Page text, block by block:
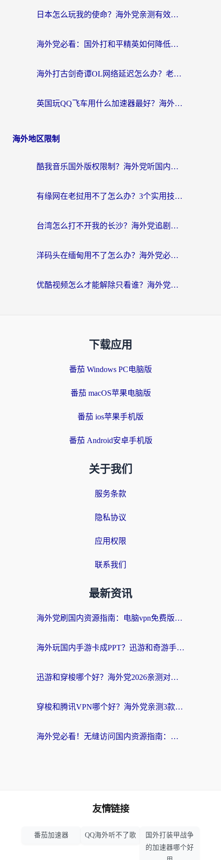
日本怎么玩我的使命？海外党亲测有效的国服游戏加速指南（附避坑技巧）
海外党必看：国外打和平精英如何降低延迟？附3款热门国服游戏加速方案
海外打古剑奇谭OL网络延迟怎么办？老玩家亲测有效的加速器选择指南
英国玩QQ飞车用什么加速器最好？海外党亲测，告别漂移卡顿的终极选择
海外地区限制
酷我音乐国外版权限制？海外党听国内歌、玩游戏、看剧的一站式解决方案
有缘网在老挝用不了怎么办？3个实用技巧解决海外访问国内服务难题
台湾怎么打不开我的长沙？海外党追剧看片、用环球时报不卡的实用指南
洋码头在缅甸用不了怎么办？海外党必备回国加速指南，解决追剧购物生活服务难题
优酷视频怎么才能解除只看谁？海外党亲测有效的追剧自由指南
下载应用
番茄 Windows PC电脑版
番茄 macOS苹果电脑版
番茄 ios苹果手机版
番茄 Android安卓手机版
关于我们
服务条款
隐私协议
应用权限
联系我们
最新资讯
海外党刷国内资源指南：电脑vpn免费版真的能用吗？选对加速器才是关键
海外玩国内手游卡成PPT？迅游和奇游手游哪个好？附真实VPN评测及番茄加速器体验
迅游和穿梭哪个好？海外党2026亲测对比+免费vs付费选择指南，附番茄加速器实测体验
穿梭和腾讯VPN哪个好？海外党亲测3款热门回国加速器，附避坑指南
海外党必看！无缝访问国内资源指南：从vpn官网下载到加速器选择（附番茄实测）
友情链接
番茄加速器 QQ海外听不了歌
国外打装甲战争
的加速器哪个好